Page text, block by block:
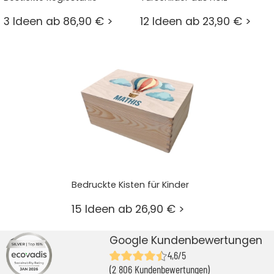
3 Ideen ab 86,90 € > 12 Ideen ab 23,90 € >
Bedruckte Kisten für Kinder
15 Ideen ab 26,90 € >
Google Kundenbewertungen
4,6/5
(2 806 Kundenbewertungen)